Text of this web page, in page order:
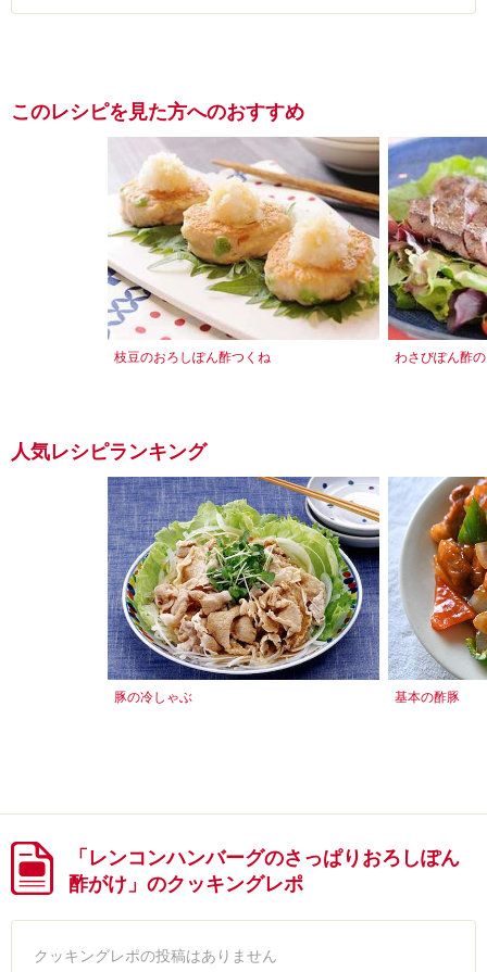
このレシピを見た方へのおすすめ
枝豆のおろしぽん酢つくね わさびぽん酢
人気レシピランキング
豚の冷しゃぶ 基本の酢豚
「レンコンハンバーグのさっぱりおろしぽん
酢がけ」のクッキングレポ
クッキングレポの投稿はありません